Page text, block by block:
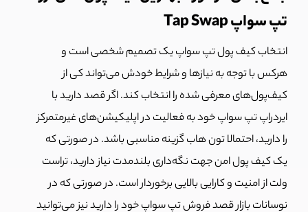
تپ سواپ Tap Swap
انتخاب کیف پول تپ سواپ یک تصمیم شخصی است و
هرکس با توجه به نیازها و شرایط خودش می‌تواند کی از
کیف‌پول‌های معرفی شده را انتخاب کند. اگر قصد دارید با
ایردراپ تپ سواپ خود به فعالیت در اپلیکیشن‌های غیرمتمرکز
را دارید، احتمالا تون هاب گزینه مناسبی باشد. در صورتی که
یک کیف پول امن جهت نگه‌داری بلندمدت نیاز دارید، تراست
ولت از امنیت و کارایی بالایی برخوردار است. در صورتی که در
نوسانات بازار قصد فروش تپ سواپ خود را دارید نیز می‌توانید